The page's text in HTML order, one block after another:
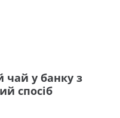
чай у банку з
спосіб